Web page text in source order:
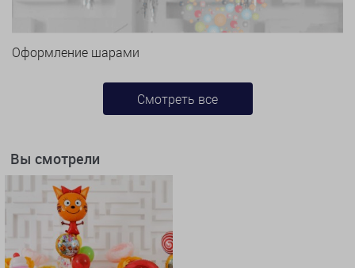
Оформление шарами
Смотреть все
Вы смотрели